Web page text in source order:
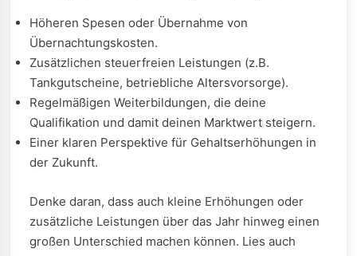
Höheren Spesen oder Übernahme von
Übernachtungskosten.
Zusätzlichen steuerfreien Leistungen (z.B.
Tankgutscheine, betriebliche Altersvorsorge).
Regelmäßigen Weiterbildungen, die deine
Qualifikation und damit deinen Marktwert steigern.
Einer klaren Perspektive für Gehaltserhöhungen in
der Zukunft.
Denke daran, dass auch kleine Erhöhungen oder
zusätzliche Leistungen über das Jahr hinweg einen
großen Unterschied machen können. Lies auch